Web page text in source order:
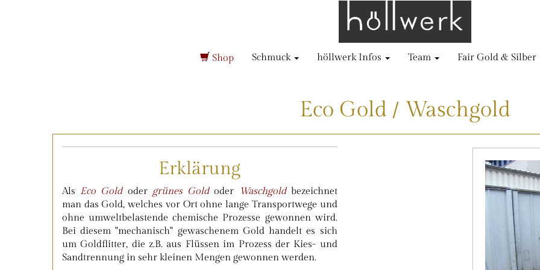
Shop Schmuck höllwerk Infos Team Fair Gold & Silber
Eco Gold / Waschgold
Erklärung
Als Eco Goldoder grünes Goldoder Waschgoldbezeichnet
man das Gold, welches vor Ort ohne lange Transportwege und
ohne umweltbelastende chemische Prozesse gewonnen wird.
Bei diesem "mechanisch" gewaschenem Gold handelt es sich
um Goldflitter, die z.B. aus Flüssen im Prozess der Kies- und
Sandtrennung in sehr kleinen Mengen gewonnen werden.